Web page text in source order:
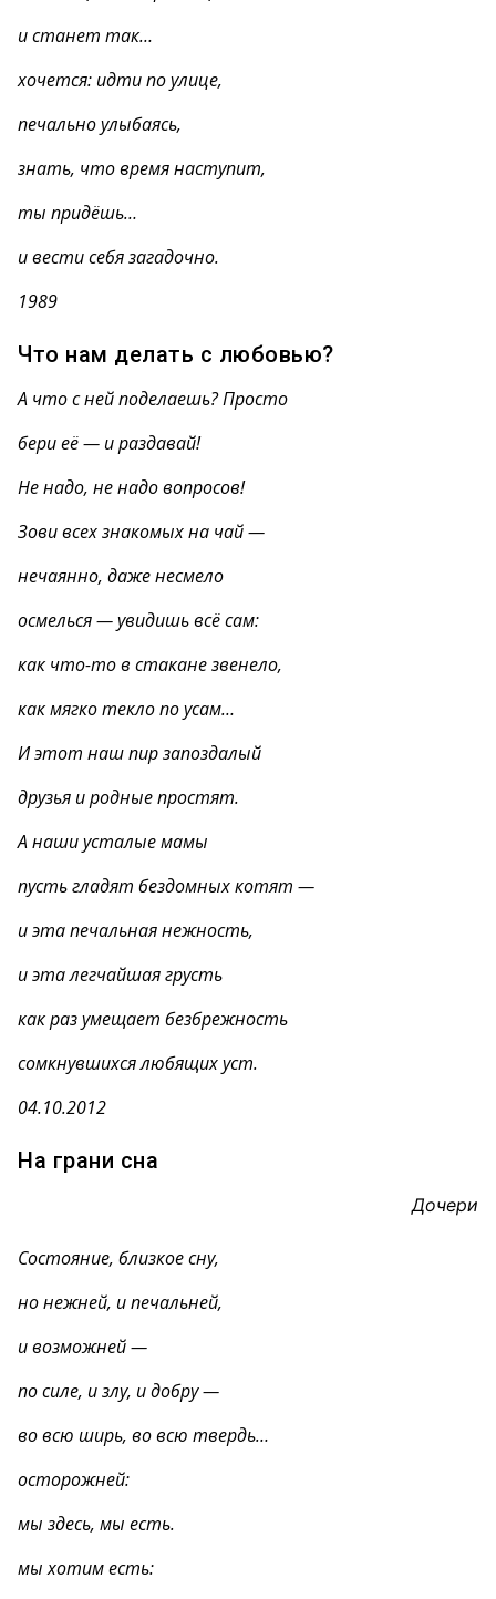
и станет так…
хочется: идти по улице,
печально улыбаясь,
знать, что время наступит,
ты придёшь…
и вести себя загадочно.
1989
Что нам делать с любовью?
А что с ней поделаешь? Просто
бери её — и раздавай!
Не надо, не надо вопросов!
Зови всех знакомых на чай —
нечаянно, даже несмело
осмелься — увидишь всё сам:
как что-то в стакане звенело,
как мягко текло по усам…
И этот наш пир запоздалый
друзья и родные простят.
А наши усталые мамы
пусть гладят бездомных котят —
и эта печальная нежность,
и эта легчайшая грусть
как раз умещает безбрежность
сомкнувшихся любящих уст.
04.10.2012
На грани сна
Дочери
Состояние, близкое сну,
но нежней, и печальней,
и возможней —
по силе, и злу, и добру —
во всю ширь, во всю твердь…
осторожней:
мы здесь, мы есть.
мы хотим есть: